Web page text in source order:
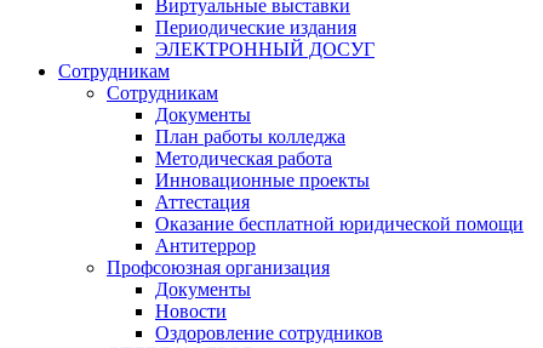
Виртуальные выставки
Периодические издания
ЭЛЕКТРОННЫЙ ДОСУГ
Сотрудникам
Сотрудникам
Документы
План работы колледжа
Методическая работа
Инновационные проекты
Аттестация
Оказание бесплатной юридической помощи
Антитеррор
Профсоюзная организация
Документы
Новости
Оздоровление сотрудников